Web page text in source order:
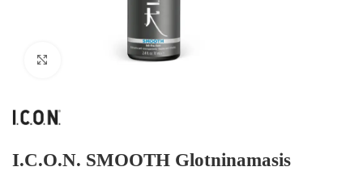
Spustelėkite norėdami padidinti
I.C.O.N. SMOOTH Glotninamasis